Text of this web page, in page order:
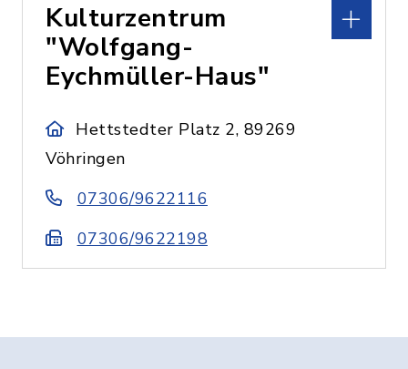
Kulturzentrum
"Wolfgang-
Eychmüller-Haus"
Hettstedter Platz 2, 89269
Vöhringen
07306/9622116
07306/9622198